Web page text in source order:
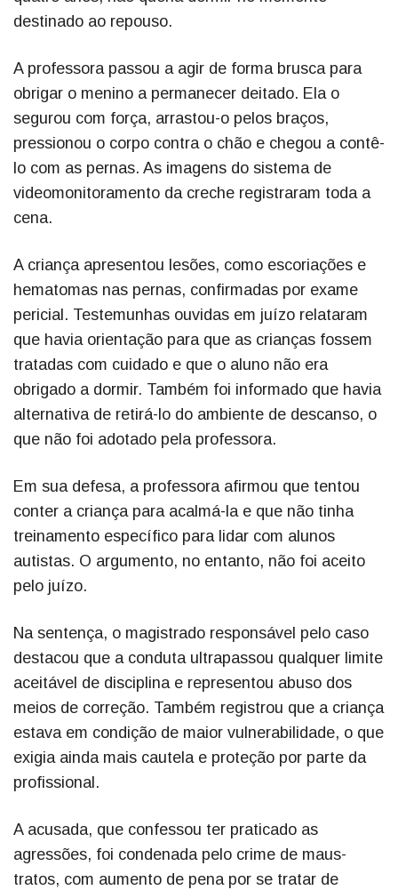
destinado ao repouso.
A professora passou a agir de forma brusca para
obrigar o menino a permanecer deitado. Ela o
segurou com força, arrastou-o pelos braços,
pressionou o corpo contra o chão e chegou a contê-
lo com as pernas. As imagens do sistema de
videomonitoramento da creche registraram toda a
cena.
A criança apresentou lesões, como escoriações e
hematomas nas pernas, confirmadas por exame
pericial. Testemunhas ouvidas em juízo relataram
que havia orientação para que as crianças fossem
tratadas com cuidado e que o aluno não era
obrigado a dormir. Também foi informado que havia
alternativa de retirá-lo do ambiente de descanso, o
que não foi adotado pela professora.
Em sua defesa, a professora afirmou que tentou
conter a criança para acalmá-la e que não tinha
treinamento específico para lidar com alunos
autistas. O argumento, no entanto, não foi aceito
pelo juízo.
Na sentença, o magistrado responsável pelo caso
destacou que a conduta ultrapassou qualquer limite
aceitável de disciplina e representou abuso dos
meios de correção. Também registrou que a criança
estava em condição de maior vulnerabilidade, o que
exigia ainda mais cautela e proteção por parte da
profissional.
A acusada, que confessou ter praticado as
agressões, foi condenada pelo crime de maus-
tratos, com aumento de pena por se tratar de